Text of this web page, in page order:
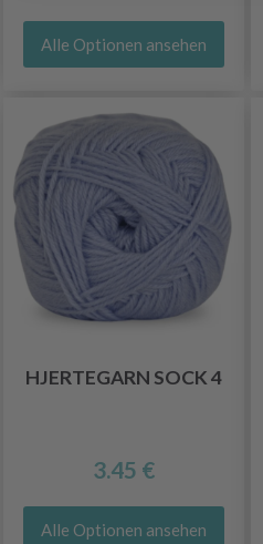
Alle Optionen ansehen
HJERTEGARN SOCK 4
3.45 €
Alle Optionen ansehen